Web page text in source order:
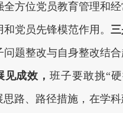
方位党员教育管理和
党员先锋模范作用。
题整改与自身整改结
见成效，班子要敢挑“
路、路径措施，在学